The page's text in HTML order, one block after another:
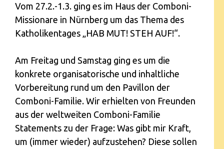
Vom 27.2.-1.3. ging es im Haus der Comboni-
Missionare in Nürnberg um das Thema des
Katholikentages „HAB MUT! STEH AUF!“.
Am Freitag und Samstag ging es um die
konkrete organisatorische und inhaltliche
Vorbereitung rund um den Pavillon der
Comboni-Familie. Wir erhielten von Freunden
aus der weltweiten Comboni-Familie
Statements zu der Frage: Was gibt mir Kraft,
um (immer wieder) aufzustehen? Diese sollen